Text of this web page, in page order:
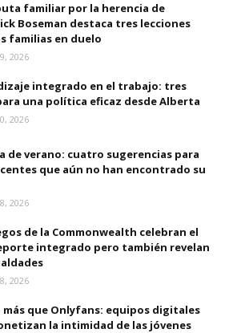
familiar por la herencia de
Boseman destaca tres lecciones
familias en duelo
2026
integrado en el trabajo: tres
una política eficaz desde Alberta
2026
de verano: cuatro sugerencias para
que aún no han encontrado su
2026
de la Commonwealth celebran el
integrado pero también revelan
2026
más que Onlyfans: equipos digitales
la intimidad de las jóvenes